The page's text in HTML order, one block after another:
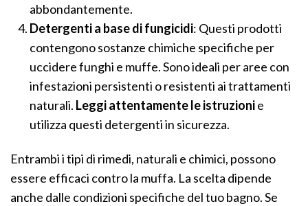
abbondantemente.
Detergenti a base di fungicidi: Questi prodotti
contengono sostanze chimiche specifiche per
uccidere funghi e muffe. Sono ideali per aree con
infestazioni persistenti o resistenti ai trattamenti
naturali. Leggi attentamente le istruzionie
utilizza questi detergenti in sicurezza.
Entrambi i tipi di rimedi, naturali e chimici, possono
essere efficaci contro la muffa. La scelta dipende
anche dalle condizioni specifiche del tuo bagno. Se